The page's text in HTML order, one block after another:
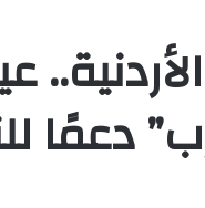
دعمًا